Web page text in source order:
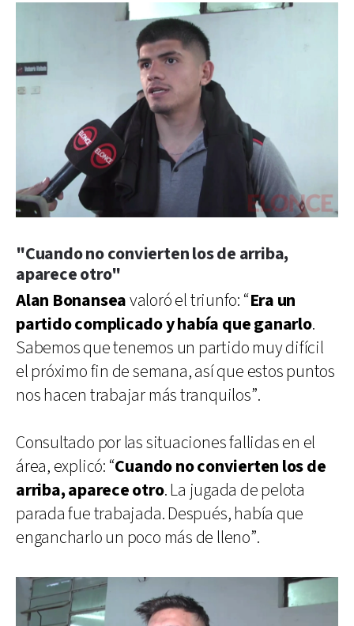
"Cuando no convierten los de arriba,
aparece otro"
Alan Bonanseavaloró el triunfo: “Era un
partido complicado y había que ganarlo.
Sabemos que tenemos un partido muy difícil
el próximo fin de semana, así que estos puntos
nos hacen trabajar más tranquilos”.
Consultado por las situaciones fallidas en el
área, explicó: “Cuando no convierten los de
arriba, aparece otro. La jugada de pelota
parada fue trabajada. Después, había que
engancharlo un poco más de lleno”.